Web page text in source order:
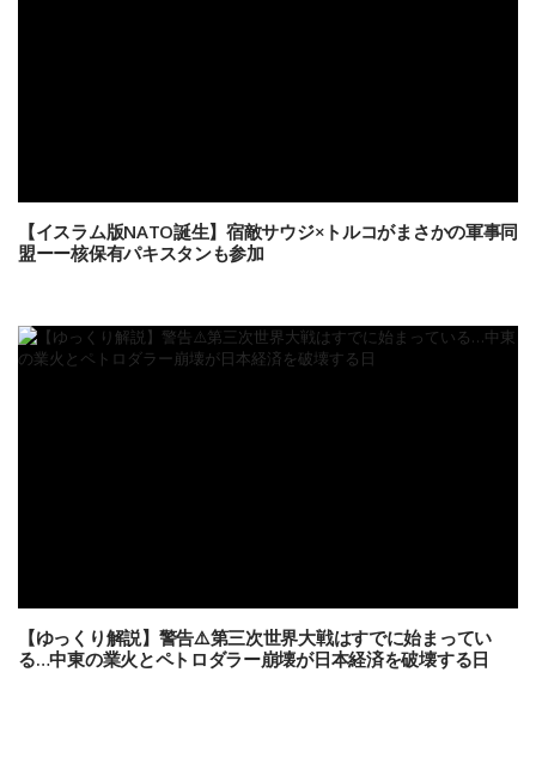
【イスラム版NATO誕生】宿敵サウジ×トルコがまさかの軍事同
盟ーー核保有パキスタンも参加
【ゆっくり解説】警告⚠️第三次世界大戦はすでに始まってい
る…中東の業火とペトロダラー崩壊が日本経済を破壊する日